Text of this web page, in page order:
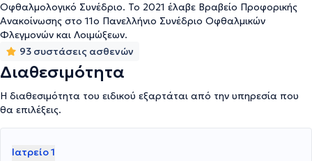
Οφθαλμολογικό Συνέδριο. Το 2021 έλαβε Βραβείο Προφορικής
Ανακοίνωσης στο 11ο Πανελλήνιο Συνέδριο Οφθαλμικών
Φλεγμονών και Λοιμώξεων.
93 συστάσεις ασθενών
Διαθεσιμότητα
Η διαθεσιμότητα του ειδικού εξαρτάται από την υπηρεσία που
θα επιλέξεις.
Ιατρείο 1